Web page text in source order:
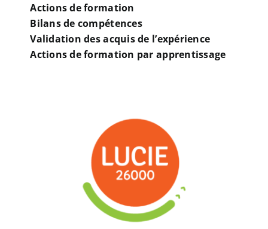
Actions de formation
Bilans de compétences
Validation des acquis de l’expérience
Actions de formation par apprentissage